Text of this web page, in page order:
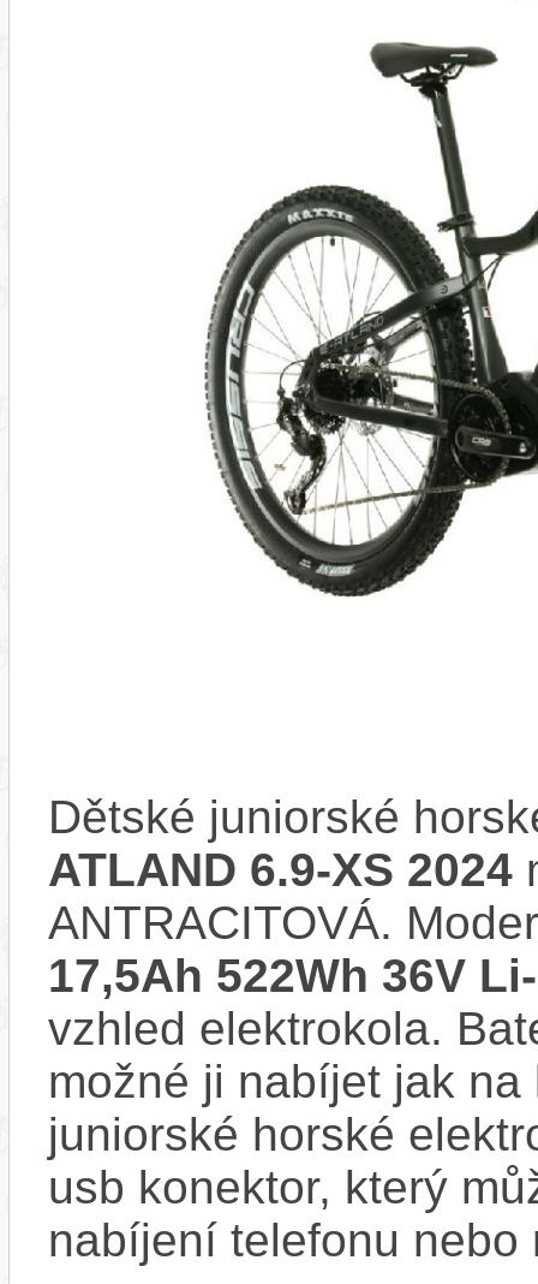
Dětské juniorské
ATLAND 6.9-XS 2024
ANTRACITOVÁ.
17,5Ah 522Wh 36V
vzhled elektrokola.
možné ji nabíjet jak
juniorské horské
usb konektor, který
nabíjení telefonu